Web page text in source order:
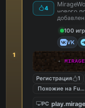
1
4
нового
100
VK
✦ MIRAGE
Регистрация 1
Похожие на
PC